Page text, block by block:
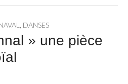
DANSES
» une pièce